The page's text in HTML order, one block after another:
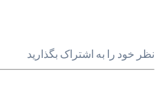
نظر خود را به اشتراک بگذارید